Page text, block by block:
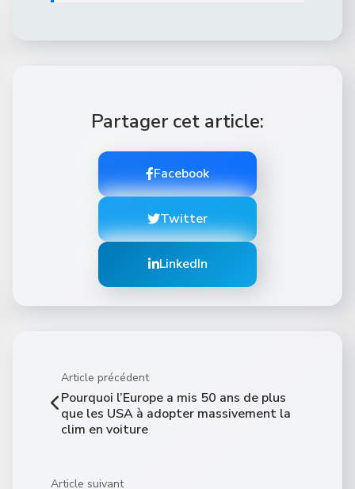
Partager cet article:
Facebook
Twitter
LinkedIn
Article précédent
Pourquoi l’Europe a mis 50 ans de plus
que les USA à adopter massivement la
clim en voiture
Article suivant